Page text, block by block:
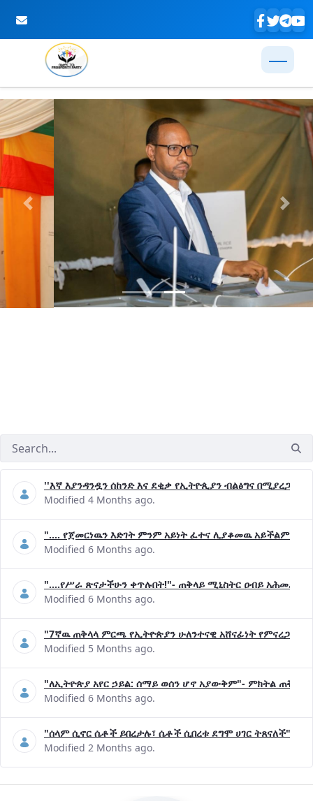
Skip to Main Content
Previous Next
''እኛ እያንዳንዷን ሰከንድ እና ደቂቃ የኢትዮጲያን ብልፅግና
Modified 4 Months ago.
".... የጀመርነዉን እድገት ምንም አይነት ፈተና ሊያቆመዉ አይችልም"-
Modified 6 Months ago.
"....የሥራ ጽናታችሁን ቀጥሉበት!"- ጠቅላይ ሚኒስትር ዐብይ አሕመድ (ዶ/
Modified 6 Months ago.
"7ኛዉ ጠቅላላ ምርጫ የኢትዮጵያን ሁለንተናዊ አሸናፊነት
Modified 5 Months ago.
"ለኢትዮጵያ አየር ኃይል: ሰማይ ወሰን ሆኖ አያውቅም"- ምክትል ጠቅላይ
Modified 6 Months ago.
"ሰላም ሲኖር ሴቶች ይበረታሉ፣ ሴቶች ሲበረቱ ደግሞ ሀገር ትጸናለች"-
Modified 2 Months ago.